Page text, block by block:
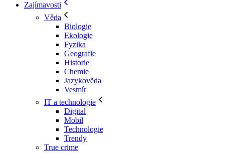
Zajímavosti
Věda
Biologie
Ekologie
Fyzika
Geografie
Historie
Chemie
Jazykověda
Vesmír
IT a technologie
Digital
Mobil
Technologie
Trendy
True crime